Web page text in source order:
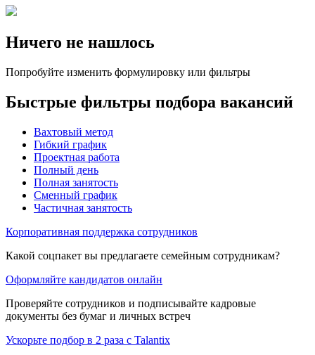
Ничего не нашлось
Попробуйте изменить формулировку или фильтры
Быстрые фильтры подбора вакансий
Вахтовый метод
Гибкий график
Проектная работа
Полный день
Полная занятость
Сменный график
Частичная занятость
Корпоративная поддержка сотрудников
Какой соцпакет вы предлагаете семейным сотрудникам?
Оформляйте кандидатов онлайн
Проверяйте сотрудников и подписывайте кадровые
документы без бумаг и личных встреч
Ускорьте подбор в 2 раза с Talantix